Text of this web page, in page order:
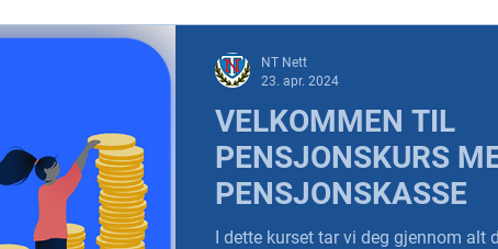
VELKOMMEN TIL
PENSJONSKURS
PENSJONSKASSE
I dette kurset tar vi deg gjennom alt
NT Nett
23. apr. 2024